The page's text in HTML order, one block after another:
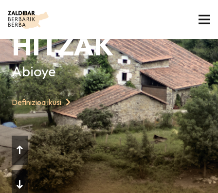
GAURKO
HITZAK
Abioye
Definizioa ikusi